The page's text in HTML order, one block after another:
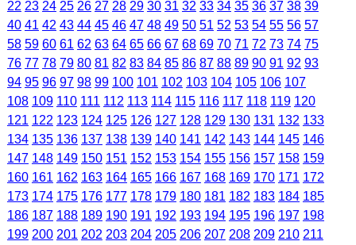
22 23 24 25 26 27 28 29 30 31 32 33 34 35 36 37 38 39
40 41 42 43 44 45 46 47 48 49 50 51 52 53 54 55 56 57
58 59 60 61 62 63 64 65 66 67 68 69 70 71 72 73 74 75
76 77 78 79 80 81 82 83 84 85 86 87 88 89 90 91 92 93
94 95 96 97 98 99 100 101 102 103 104 105 106 107
108 109 110 111 112 113 114 115 116 117 118 119 120
121 122 123 124 125 126 127 128 129 130 131 132 133
134 135 136 137 138 139 140 141 142 143 144 145 146
147 148 149 150 151 152 153 154 155 156 157 158 159
160 161 162 163 164 165 166 167 168 169 170 171 172
173 174 175 176 177 178 179 180 181 182 183 184 185
186 187 188 189 190 191 192 193 194 195 196 197 198
199 200 201 202 203 204 205 206 207 208 209 210 211